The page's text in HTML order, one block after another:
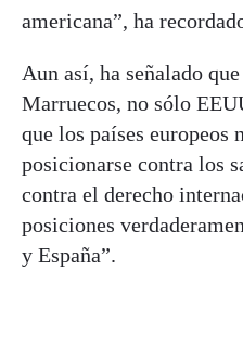
americana”, ha
Aun así, ha señalado
Marruecos, no sólo
que los países europeos
posicionarse contra los
contra el derecho
posiciones
y España”.